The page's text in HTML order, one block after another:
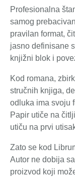
Profesionalna
samog
pravilan format,
jasno definisane
knjižni blok i
Kod romana,
stručnih knjiga,
odluka ima svoju
Papir utiče na
utiču na prvi
Zato se kod
Autor ne dobija
proizvod koji